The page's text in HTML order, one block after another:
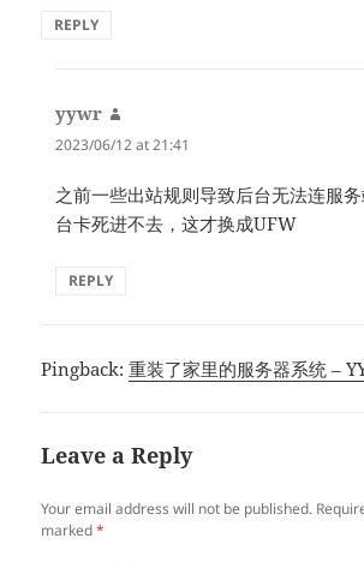
REPLY
yywr
2023/06/12 at 21:41
之前一些出站规则导致后台无法连服
台卡死进不去，这才换成UFW
REPLY
Pingback:重装了家里的服务器系统 –
Leave a Reply
Your email address will not be published.
marked*